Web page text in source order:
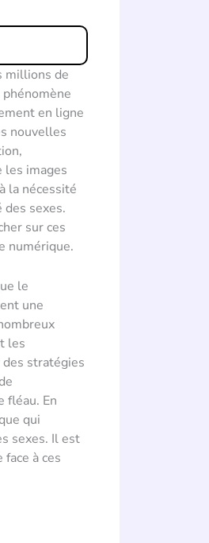
millions de
en ligne
nouvelles
les images
la nécessité
sexes.
sur ces
numérique.
le
une
les
stratégies
fléau. En
qui
sexes. Il est
à ces